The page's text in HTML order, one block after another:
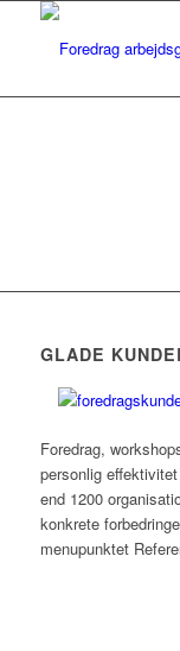
GLADE
Foredrag,
personlig
end 1200
konkrete
menupunktet